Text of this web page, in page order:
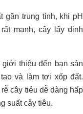
gần trung tính, khi pH
mạnh, cây lấy dinh
thiệu đến bạn sản
và làm tơi xốp đất.
cây tiêu dễ dàng hấp
suất cây tiêu.
Nhiễm
Kinh
Giải Pháp